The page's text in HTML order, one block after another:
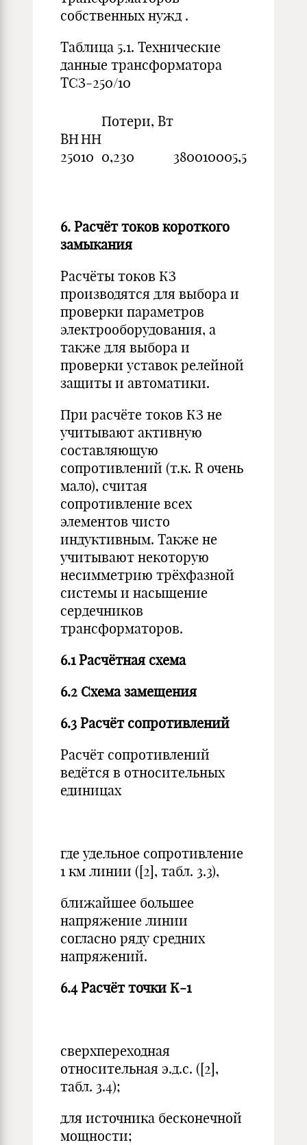
собственных нужд .
Таблица 5.1. Технические
данные трансформатора
ТСЗ-250/10
Потери, Вт
ВННН
25010 0,230 380010005,5
6. Расчёт токов короткого
замыкания
Расчёты токов КЗ
производятся для выбора и
проверки параметров
электрооборудования, а
также для выбора и
проверки уставок релейной
защиты и автоматики.
При расчёте токов КЗ не
учитывают активную
составляющую
сопротивлений (т.к. R очень
мало), считая
сопротивление всех
элементов чисто
индуктивным. Также не
учитывают некоторую
несимметрию трёхфазной
системы и насыщение
сердечников
трансформаторов.
6.1 Расчётная схема
6.2 Схема замещения
6.3 Расчёт сопротивлений
Расчёт сопротивлений
ведётся в относительных
единицах
где удельное сопротивление
1 км линии ([2], табл. 3.3),
ближайшее большее
напряжение линии
согласно ряду средних
напряжений.
6.4 Расчёт точки К-1
сверхпереходная
относительная э.д.с. ([2],
табл. 3.4);
для источника бесконечной
мощности;